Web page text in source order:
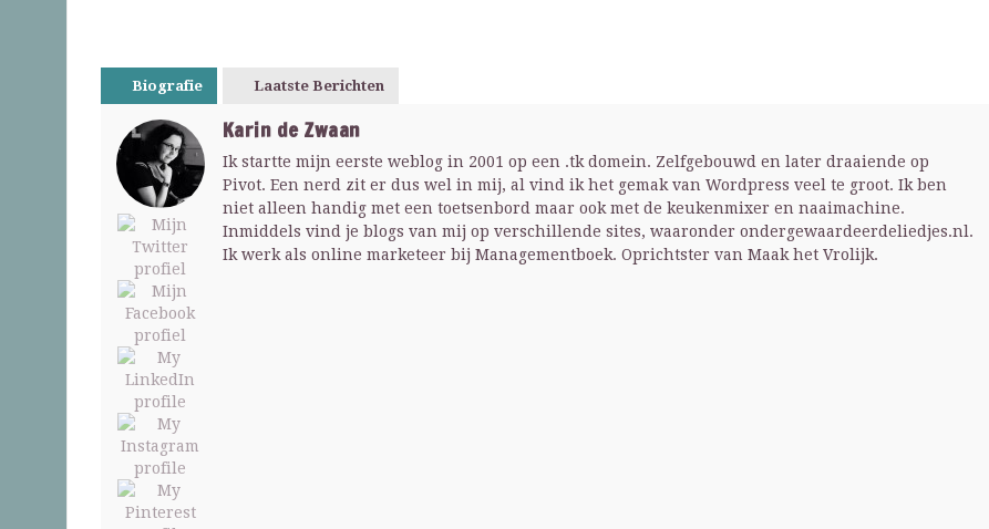
Biografie Laatste Berichten
Karin de Zwaan
Ik startte mijn eerste weblog in 2001 op een .tk domein. Zelfgebouwd en later draaiende op
Pivot. Een nerd zit er dus wel in mij, al vind ik het gemak van Wordpress veel te groot. Ik ben
niet alleen handig met een toetsenbord maar ook met de keukenmixer en naaimachine.
Inmiddels vind je blogs van mij op verschillende sites, waaronder ondergewaardeerdeliedjes.nl.
Ik werk als online marketeer bij Managementboek. Oprichtster van Maak het Vrolijk.